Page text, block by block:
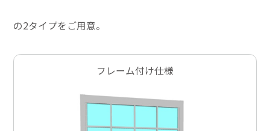
の2タイプをご用意。
フレーム付け仕様